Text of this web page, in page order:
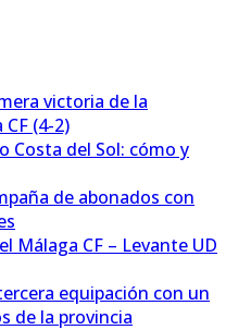
victoria de la
(4-2)
Costa del Sol: cómo y
de abonados con
Málaga CF – Levante UD
equipación con un
de la provincia